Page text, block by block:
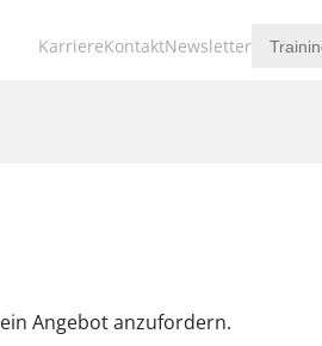
Navigation
KarriereKontaktNewsletter
Angebot anzufordern.